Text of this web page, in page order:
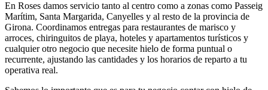
En Roses damos servicio tanto al centro como a zonas como Passeig
Marítim, Santa Margarida, Canyelles y al resto de la provincia de
Girona. Coordinamos entregas para restaurantes de marisco y
arroces, chiringuitos de playa, hoteles y apartamentos turísticos y
cualquier otro negocio que necesite hielo de forma puntual o
recurrente, ajustando las cantidades y los horarios de reparto a tu
operativa real.